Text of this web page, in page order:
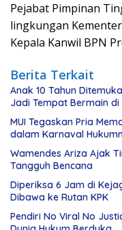
Pejabat Pimpinan
lingkungan
Kepala Kanwil BPN
Berita Terkait
Anak 10 Tahun
Jadi Tempat Bermain
MUI Tegaskan Pria
dalam Karnaval
Wamendes Ariza Ajak
Tangguh Bencana
Diperiksa 6 Jam di
Dibawa ke Rutan KPK
Pendiri No Viral No